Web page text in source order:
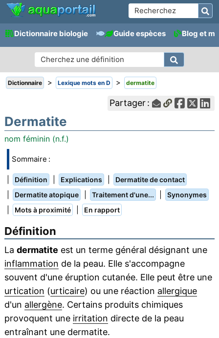
Dictionnaire biologie Guide espèces Blog et
Dictionnaire > Lexique mots en D > dermatite
Partager :
Dermatite
nom féminin (n.f.)
Sommaire :
Définition Explications Dermatite de contact
Dermatite atopique Traitement d'une... Synonymes
Mots à proximité En rapport
Définition
La dermatite est un terme général désignant une
inflammation de la peau. Elle s'accompagne
souvent d'une éruption cutanée. Elle peut être une
urtication (urticaire) ou une réaction allergique
d'un allergène. Certains produits chimiques
provoquent une irritation directe de la peau
entraînant une dermatite.